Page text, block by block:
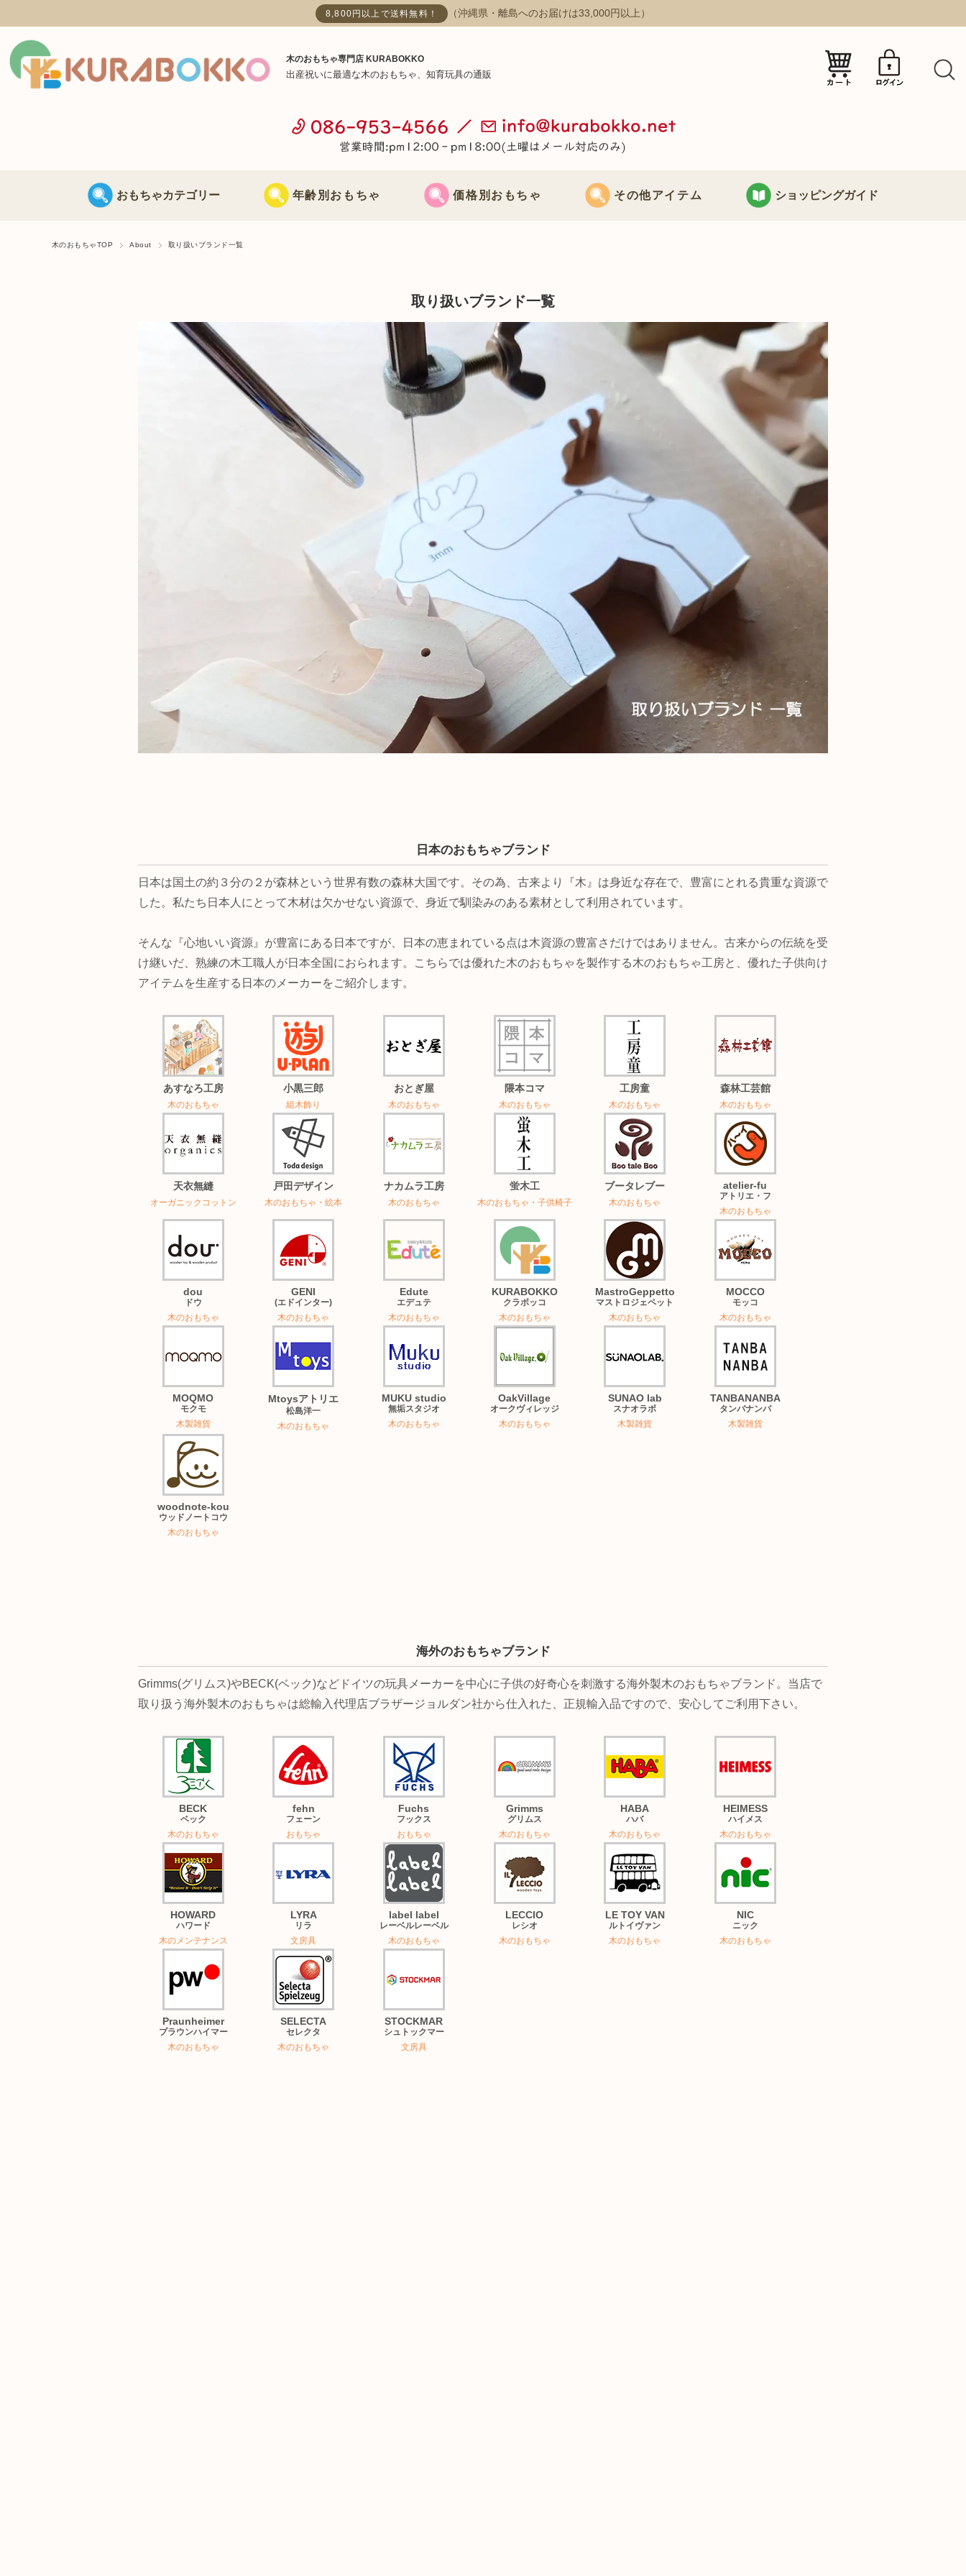
8,800円以上で送料無料！ （沖縄県・離島へのお届けは33,000円以上）
木のおもちゃ専門店 KURABOKKO
出産祝いに最適な木のおもちゃ、知育玩具の通販
おもちゃカテゴリー
日本製 木のおもちゃ
出産祝い向け木のおもちゃ
年齢別おもちゃ
3歳に最適なおもちゃ
価格別おもちゃ
5000円～10000円までのおもち
ゃ
10000円以上のおもちゃ
その他アイテム
命名書・メモリアルプレート
子供椅子・ベビーチェア
オーガニックコットン
文房具
テーブルウェア
木製品のお手入れ
子供向けアイテム
ショッピングガイド
ギフトラッピングについて
名入れについて
よくあるご質問
お問合せ
木のおもちゃTOP About 取り扱いブランド一覧
取り扱いブランド一覧
日本のおもちゃブランド
日本は国土の約３分の２が森林という世界有数の森林大国です。その為、古来より『木』は身近な存在で、豊富にとれる貴重な資源で
した。私たち日本人にとって木材は欠かせない資源で、身近で馴染みのある素材として利用されています。
そんな『心地いい資源』が豊富にある日本ですが、日本の恵まれている点は木資源の豊富さだけではありません。古来からの伝統を受
け継いだ、熟練の木工職人が日本全国におられます。こちらでは優れた木のおもちゃを製作する木のおもちゃ工房と、優れた子供向け
アイテムを生産する日本のメーカーをご紹介します。
あすなろ工房
木のおもちゃ
小黒三郎
組木飾り
おとぎ屋
木のおもちゃ
隈本コマ
木のおもちゃ
工房童
木のおもちゃ
森林工芸館
木のおもちゃ
天衣無縫
オーガニックコットン
戸田デザイン
木のおもちゃ・絵本
ナカムラ工房
木のおもちゃ
蛍木工
木のおもちゃ・子供椅子
ブータレブー
木のおもちゃ
atelier-fu
アトリエ・フ
木のおもちゃ
dou
ドウ
木のおもちゃ
GENI
(エドインター)
木のおもちゃ
Edute
エデュテ
木のおもちゃ
KURABOKKO
クラボッコ
木のおもちゃ
MastroGeppetto
マストロジェペット
木のおもちゃ
MOCCO
モッコ
木のおもちゃ
MOQMO
モクモ
木製雑貨
Mtoysアトリエ
松島洋一
木のおもちゃ
MUKU studio
無垢スタジオ
木のおもちゃ
OakVillage
オークヴィレッジ
木のおもちゃ
SUNAO lab
スナオラボ
木製雑貨
TANBANANBA
タンバナンバ
木製雑貨
woodnote-kou
ウッドノートコウ
木のおもちゃ
海外のおもちゃブランド
Grimms(グリムス)やBECK(ベック)などドイツの玩具メーカーを中心に子供の好奇心を刺激する海外製木のおもちゃブランド。当店で
取り扱う海外製木のおもちゃは総輸入代理店ブラザージョルダン社から仕入れた、正規輸入品ですので、安心してご利用下さい。
BECK
ベック
木のおもちゃ
fehn
フェーン
おもちゃ
Fuchs
フックス
おもちゃ
Grimms
グリムス
木のおもちゃ
HABA
ハバ
木のおもちゃ
HEIMESS
ハイメス
木のおもちゃ
HOWARD
ハワード
木のメンテナンス
LYRA
リラ
文房具
label label
レーベルレーベル
木のおもちゃ
LECCIO
レシオ
木のおもちゃ
LE TOY VAN
ルトイヴァン
木のおもちゃ
NIC
ニック
木のおもちゃ
Praunheimer
プラウンハイマー
木のおもちゃ
SELECTA
セレクタ
木のおもちゃ
STOCKMAR
シュトックマー
文房具